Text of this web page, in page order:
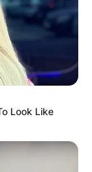
Look Like